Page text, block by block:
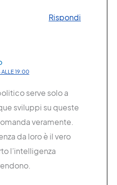
Rispondi
19:00
serve solo a
sviluppi su queste
veramente.
da loro è il vero
l’intelligenza